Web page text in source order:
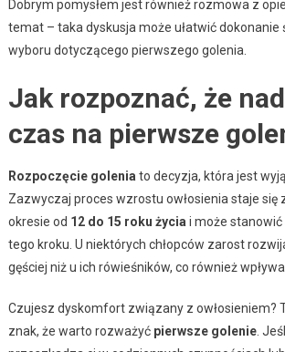
Dobrym pomysłem jest również rozmowa z
temat – taka dyskusja może ułatwić dokonanie
wyboru dotyczącego pierwszego golenia.
Jak rozpoznać, że
czas na pierwsze
Rozpoczęcie golenia to decyzja, która jest
Zazwyczaj proces wzrostu owłosienia staje się
okresie od 12 do 15 roku życia i może stanowić
tego kroku. U niektórych chłopców zarost
gęściej niż u ich rówieśników, co również
Czujesz dyskomfort związany z owłosieniem?
znak, że warto rozważyć pierwsze golenie.